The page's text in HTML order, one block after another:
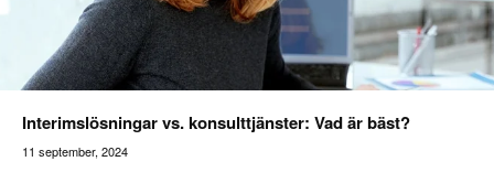
Addilon
Interimslösningar vs. konsulttjänster: Vad är bäst?
11 september, 2024